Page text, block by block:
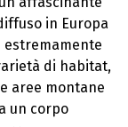
in Europa
estremamente
di habitat,
aree montane
un corpo